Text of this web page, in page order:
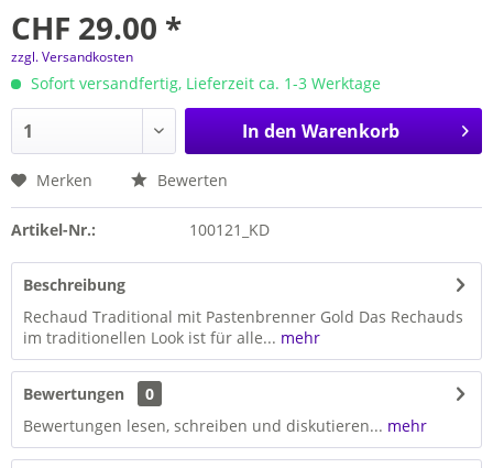
CHF 29.00 *
zzgl. Versandkosten
Sofort versandfertig, Lieferzeit ca. 1-3 Werktage
In den Warenkorb
Merken Bewerten
Artikel-Nr.: 100121_KD
Beschreibung
Rechaud Traditional mit Pastenbrenner Gold Das Rechauds
im traditionellen Look ist für alle... mehr
Bewertungen
0
Bewertungen lesen, schreiben und diskutieren... mehr